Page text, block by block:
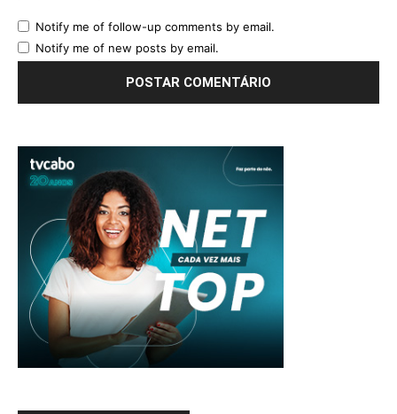
Notify me of follow-up comments by email.
Notify me of new posts by email.